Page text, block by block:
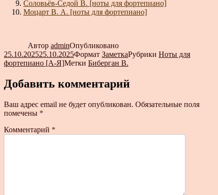
Соловьёв-Седой В. [ноты для фортепиано]
Моцарт В. А. [ноты для фортепиано]
Автор adminОпубликовано
25.10.202525.10.2025Формат ЗаметкаРубрики Ноты для
фортепиано [А-Я]Метки Биберган В.
Добавить комментарий
Ваш адрес email не будет опубликован. Обязательные поля
помечены *
Комментарий *